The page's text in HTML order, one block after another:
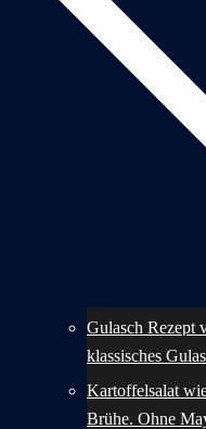
Gulasch Rezept
klassisches
Kartoffelsalat
Brühe. Ohne